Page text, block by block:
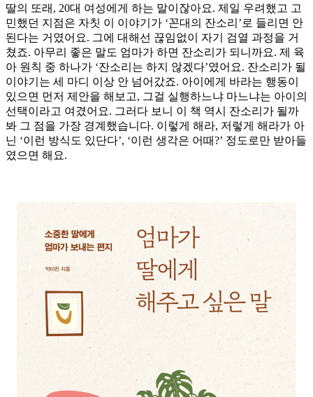
딸의 또래, 20대 여성에게 하는 말이잖아요. 제일 우려했고 고
민했던 지점은 자칫 이 이야기가 ‘꼰대의 잔소리’로 들리면 안
된다는 거였어요. 그에 대해선 끊임없이 자기 검열 과정을 거
쳤죠. 아무리 좋은 말도 엄마가 하면 잔소리가 되니까요. 제 육
아 원칙 중 하나가 ‘잔소리는 하지 않겠다’였어요. 잔소리가 될
이야기는 세 마디 이상 안 넘어갔죠. 아이에게 바라는 행동이
있으면 먼저 제안을 해보고, 그걸 실행하느냐 마느냐는 아이의
선택이라고 여겼어요. 그러다 보니 이 책 역시 잔소리가 될까
봐 그 점을 가장 경계했습니다. 이렇게 해라, 저렇게 해라가 아
닌 ‘이런 방식도 있단다’, ‘이런 생각은 어때?’ 정도로만 받아들
였으면 해요.